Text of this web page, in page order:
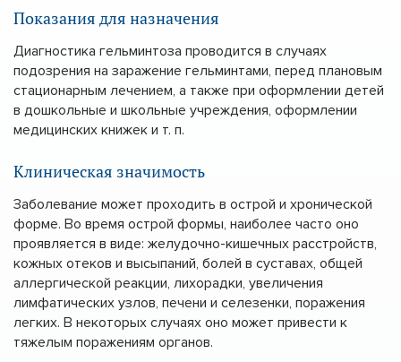
Показания для назначения
Диагностика гельминтоза проводится в случаях
подозрения на заражение гельминтами, перед плановым
стационарным лечением, а также при оформлении детей
в дошкольные и школьные учреждения, оформлении
медицинских книжек и т. п.
Клиническая значимость
Заболевание может проходить в острой и хронической
форме. Во время острой формы, наиболее часто оно
проявляется в виде: желудочно-кишечных расстройств,
кожных отеков и высыпаний, болей в суставах, общей
аллергической реакции, лихорадки, увеличения
лимфатических узлов, печени и селезенки, поражения
легких. В некоторых случаях оно может привести к
тяжелым поражениям органов.